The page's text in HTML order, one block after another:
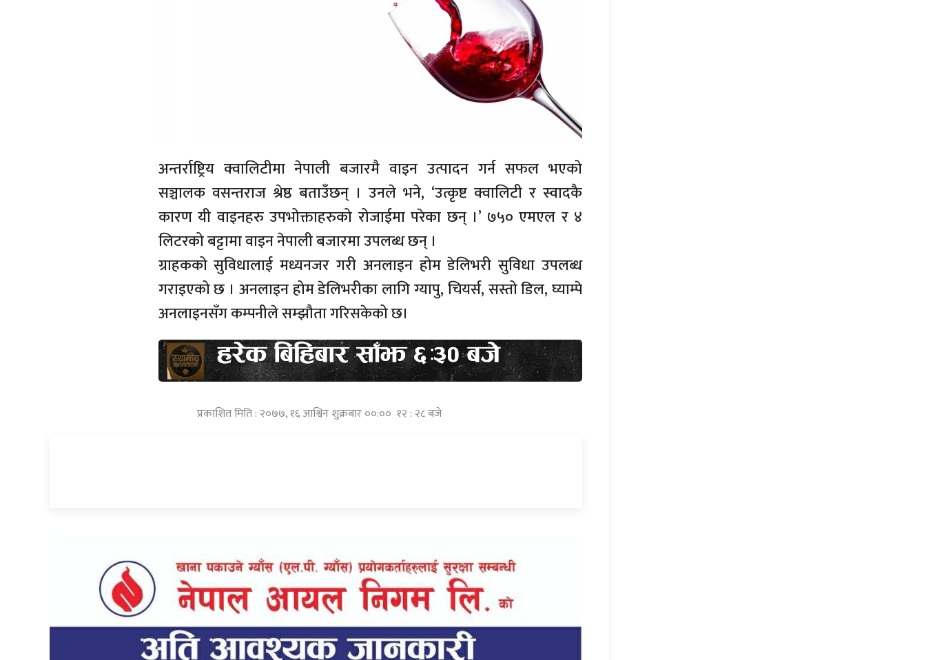
अन्तर्राष्ट्रिय क्वालिटीमा नेपाली बजारमै वाइन उत्पादन गर्न सफल भएको
सञ्चालक वसन्तराज श्रेष्ठ बताउँछन् । उनले भने, ‘उत्कृष्ट क्वालिटी र स्वादकै
कारण यी वाइनहरु उपभोक्ताहरुको रोजाईमा परेका छन् ।’ ७५० एमएल र ४
लिटरको बट्टामा वाइन नेपाली बजारमा उपलब्ध छन् ।
ग्राहकको सुविधालाई मध्यनजर गरी अनलाइन होम डेलिभरी सुविधा उपलब्ध
गराइएको छ । अनलाइन होम डेलिभरीका लागि ग्यापु, चियर्स, सस्तो डिल, घ्याम्पे
अनलाइनसँग कम्पनीले सम्झौता गरिसकेको छ।
प्रकाशित मिति : २०७७, १६ आश्विन शुक्रबार ००:०० १२ : २८ बजे